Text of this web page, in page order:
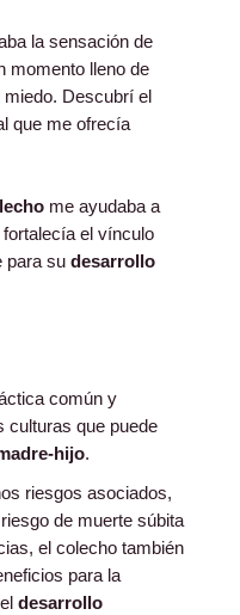
la sensación de
momento lleno de
Descubrí el
que me ofrecía
me ayudaba a
el vínculo
para su desarrollo
común y
culturas que puede
hijo.
riesgos asociados,
de muerte súbita
el colecho también
para la
desarrollo